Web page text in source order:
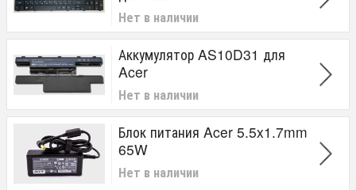
Нет в наличии
Аккумулятор AS10D31 для
Acer
Нет в наличии
Блок питания Acer 5.5x1.7mm
65W
Нет в наличии